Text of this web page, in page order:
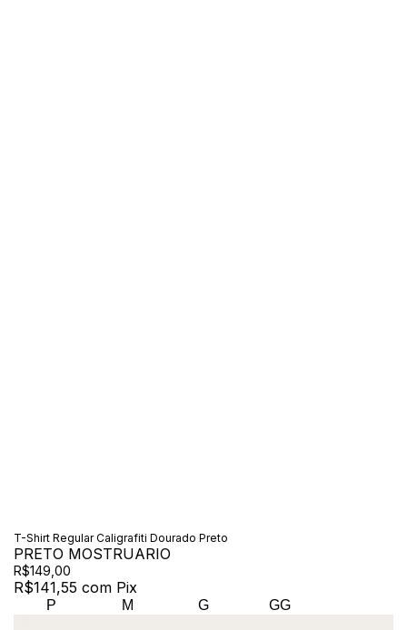
T-Shirt Regular Caligrafiti Dourado Preto
PRETO MOSTRUARIO
R$149,00
R$141,55 com Pix
P M G GG